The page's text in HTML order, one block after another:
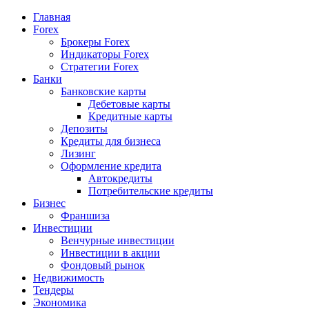
Главная
Forex
Брокеры Forex
Индикаторы Forex
Стратегии Forex
Банки
Банковские карты
Дебетовые карты
Кредитные карты
Депозиты
Кредиты для бизнеса
Лизинг
Оформление кредита
Автокредиты
Потребительские кредиты
Бизнес
Франшиза
Инвестиции
Венчурные инвестиции
Инвестиции в акции
Фондовый рынок
Недвижимость
Тендеры
Экономика